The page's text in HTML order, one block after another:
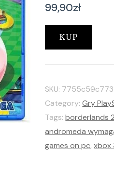
99,90zł
KUP
SKU:
Category:Gry
Tags:borderlands
andromeda
games on pc,xbox